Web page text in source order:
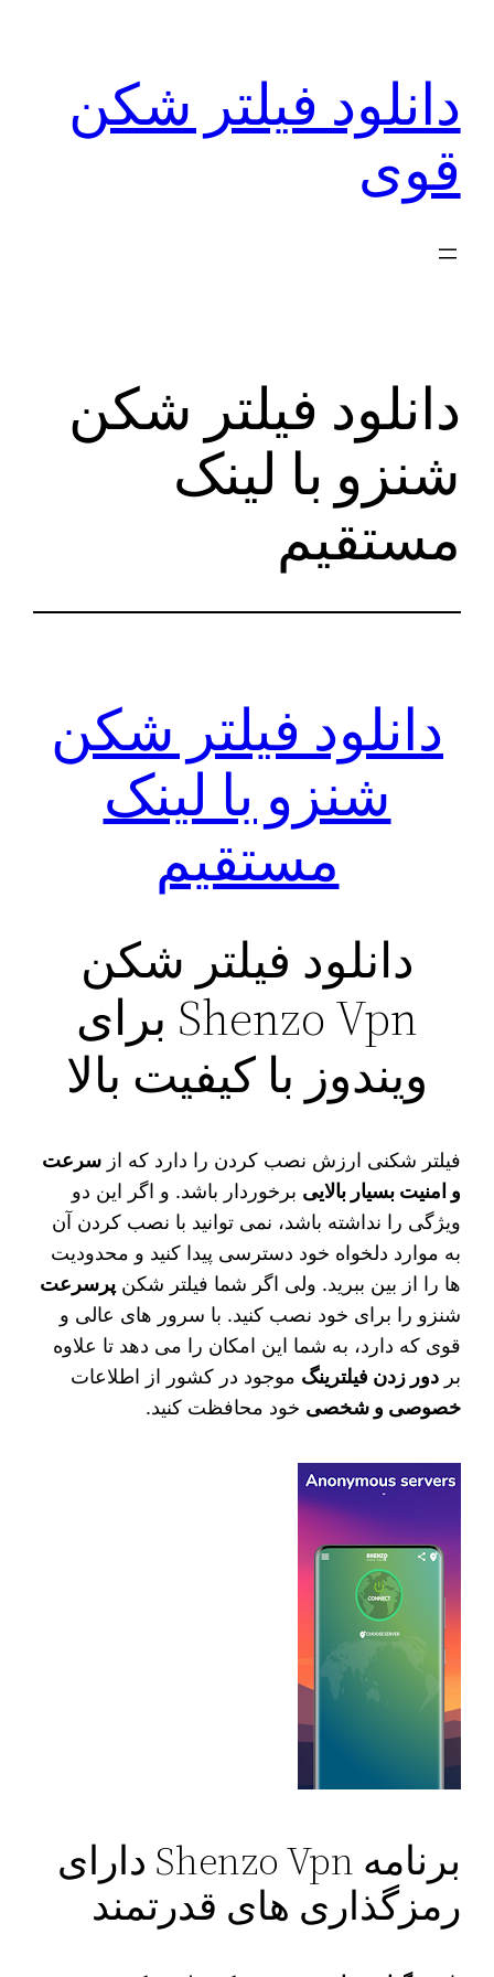
دانلود فیلتر شکن
قوی
دانلود فیلتر شکن
شنزو با لینک
مستقیم
دانلود فیلتر شکن
شنزو با لینک
مستقیم
دانلود فیلتر شکن
Shenzo Vpn برای
ویندوز با کیفیت بالا
فیلتر شکنی ارزش نصب کردن را دارد که ازسرعت
و امنیت بسیار بالایی برخوردار باشد. و اگر این دو
ویژگی را نداشته باشد، نمی توانید با نصب کردن آن
به موارد دلخواه خود دسترسی پیدا کنید و محدودیت
ها را از بین ببرید. ولی اگر شما فیلتر شکنپرسرعت
شنزو را برای خود نصب کنید. با سرور های عالی و
قوی که دارد، به شما این امکان را می‌ دهد تا علاوه
بردور زدن فیلترینگ موجود در کشور از اطلاعات
خصوصی و شخصی خود محافظت کنید.
برنامه Shenzo Vpn دارای
رمزگذاری های قدرتمند